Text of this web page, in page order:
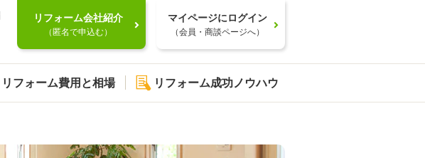
リフォーム会社紹介
（匿名で申込む）
マイページにログイン
（会員・商談ページへ）
リフォーム費用と相場 リフォーム成功ノウハウ